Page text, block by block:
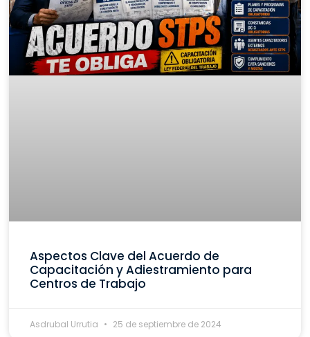
Aspectos Clave del Acuerdo de
Capacitación y Adiestramiento para
Centros de Trabajo
Asdrubal Urrutia 25 de septiembre de 2024